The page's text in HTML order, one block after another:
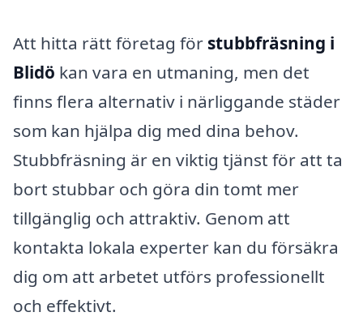
Att hitta rätt företag för stubbfräsning i
Blidö kan vara en utmaning, men det
finns flera alternativ i närliggande städer
som kan hjälpa dig med dina behov.
Stubbfräsning är en viktig tjänst för att ta
bort stubbar och göra din tomt mer
tillgänglig och attraktiv. Genom att
kontakta lokala experter kan du försäkra
dig om att arbetet utförs professionellt
och effektivt.